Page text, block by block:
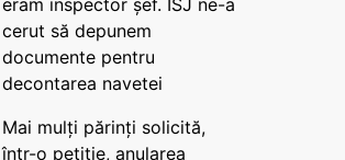
eram inspector șef. ISJ ne-a
cerut să depunem
documente pentru
decontarea navetei
Mai mulți părinți solicită,
într-o petiție, anularea